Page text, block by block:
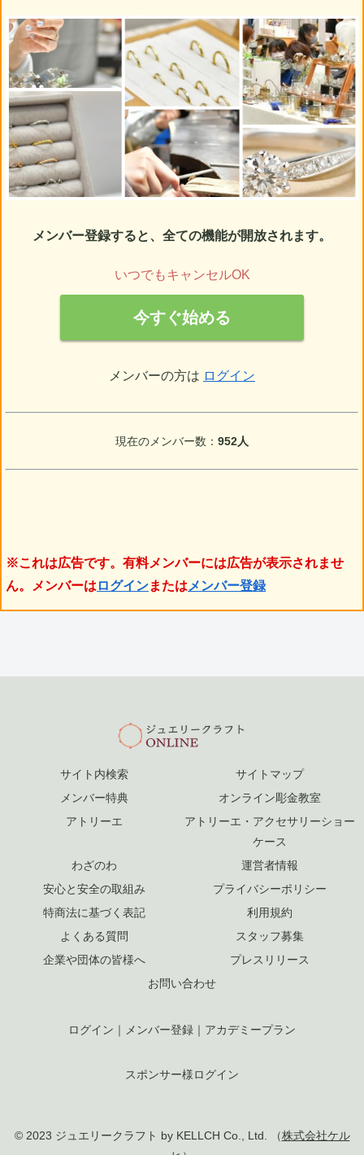
メンバー登録すると、全ての機能が開放されます。
いつでもキャンセルOK
今すぐ始める
メンバーの方は ログイン
現在のメンバー数： 952人
※これは広告です。有料メンバーには広告が表示されませ
ん。メンバーは ログインまたは メンバー登録
サイト内検索
サイトマップ
メンバー特典
オンライン彫金教室
アトリーエ
アトリーエ・アクセサリーショー
ケース
わざのわ
運営者情報
安心と安全の取組み
プライバシーポリシー
特商法に基づく表記
利用規約
よくある質問
スタッフ募集
企業や団体の皆様へ
プレスリリース
お問い合わせ
ログイン ｜ メンバー登録 ｜ アカデミープラン
スポンサー様ログイン
© 2023 ジュエリークラフト by KELLCH Co., Ltd. （株式会社ケル